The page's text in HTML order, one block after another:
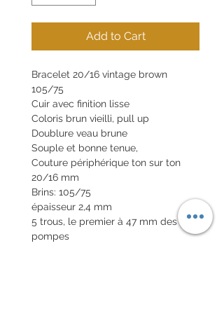
Add to Cart
Bracelet 20/16 vintage brown
105/75
Cuir avec finition lisse
Coloris brun vieilli, pull up
Doublure veau brune
Souple et bonne tenue,
Couture périphérique ton sur ton
20/16 mm
Brins: 105/75
épaisseur 2,4 mm
5 trous, le premier à 47 mm des
pompes